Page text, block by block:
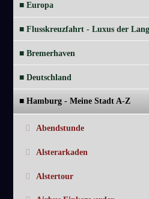
■ Europa
■ Flusskreuzfahrt - Luxus der
■ Bremerhaven
■ Deutschland
■ Hamburg - Meine Stadt A-Z
Abendstunde
Alsterarkaden
Alstertour